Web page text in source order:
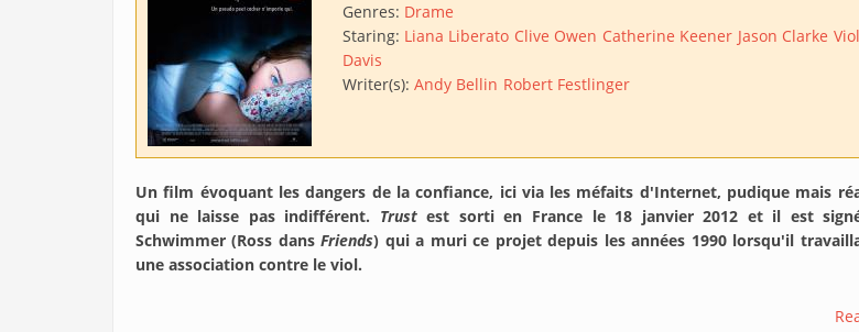
Genres: Drame
Staring: Liana Liberato Clive Owen Catherine Keener Jason Clarke
Davis
Writer(s): Andy Bellin Robert Festlinger
Un film évoquant les dangers de la confiance, ici via les méfaits d'Internet, pudique mais
qui ne laisse pas indifférent. Trustest sorti en France le 18 janvier 2012 et il est
Schwimmer (Ross dansFriends) qui a muri ce projet depuis les années 1990 lorsqu'il
une association contre le viol.